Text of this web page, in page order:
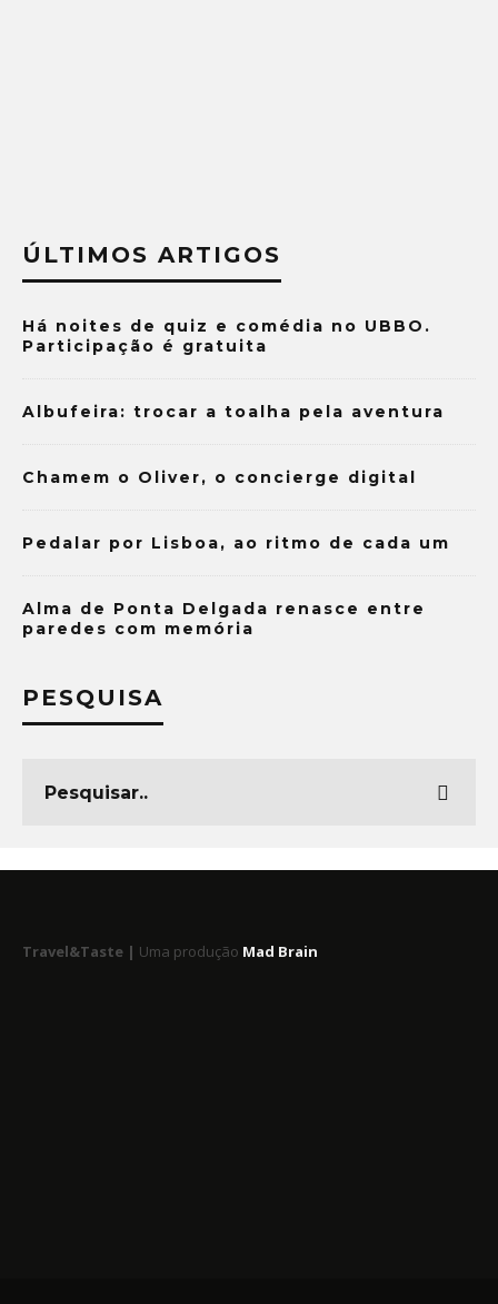
ÚLTIMOS ARTIGOS
Há noites de quiz e comédia no UBBO.
Participação é gratuita
Albufeira: trocar a toalha pela aventura
Chamem o Oliver, o concierge digital
Pedalar por Lisboa, ao ritmo de cada um
Alma de Ponta Delgada renasce entre
paredes com memória
PESQUISA
Travel&Taste | Uma produção Mad Brain